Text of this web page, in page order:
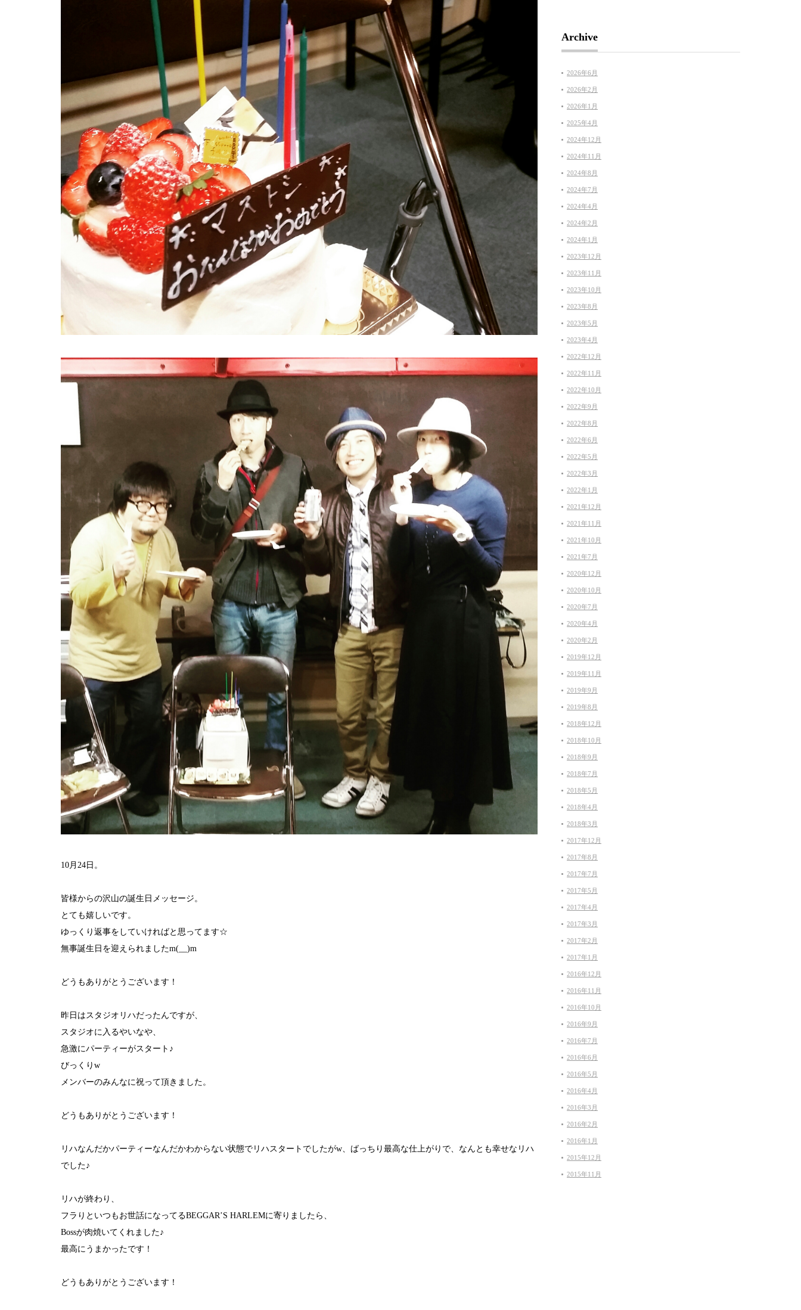
10月24日。
皆様からの沢山の誕生日メッセージ。
とても嬉しいです。
ゆっくり返事をしていければと思ってます☆
無事誕生日を迎えられましたm(__)m
どうもありがとうございます！
昨日はスタジオリハだったんですが、
スタジオに入るやいなや、
急激にパーティーがスタート♪
びっくりw
メンバーのみんなに祝って頂きました。
どうもありがとうございます！
リハなんだかパーティーなんだかわからない状態でリハスタートでしたがw、ばっちり最高な仕上がりで、なんとも幸せなリハ
でした♪
リハが終わり、
フラりといつもお世話になってるBEGGAR’S HARLEMに寄りましたら、
Bossが肉焼いてくれました♪
最高にうまかったです！
どうもありがとうございます！
Archive
2026年6月
2026年2月
2026年1月
2025年4月
2024年12月
2024年11月
2024年8月
2024年7月
2024年4月
2024年2月
2024年1月
2023年12月
2023年11月
2023年10月
2023年8月
2023年5月
2023年4月
2022年12月
2022年11月
2022年10月
2022年9月
2022年8月
2022年6月
2022年5月
2022年3月
2022年1月
2021年12月
2021年11月
2021年10月
2021年7月
2020年12月
2020年10月
2020年7月
2020年4月
2020年2月
2019年12月
2019年11月
2019年9月
2019年8月
2018年12月
2018年10月
2018年9月
2018年7月
2018年5月
2018年4月
2018年3月
2017年12月
2017年8月
2017年7月
2017年5月
2017年4月
2017年3月
2017年2月
2017年1月
2016年12月
2016年11月
2016年10月
2016年9月
2016年7月
2016年6月
2016年5月
2016年4月
2016年3月
2016年2月
2016年1月
2015年12月
2015年11月